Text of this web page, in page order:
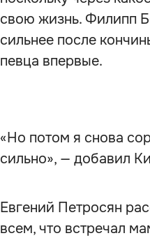
свою жизнь. Филипп
сильнее после
певца впервые.
«Но потом я снова
сильно», — добавил
Евгений Петросян
всем, что встречал